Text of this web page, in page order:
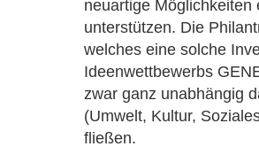
neuartige
unterstützen. Die
welches eine solche
Ideenwettbewerbs
zwar ganz unabhängig
(Umwelt, Kultur,
fließen.